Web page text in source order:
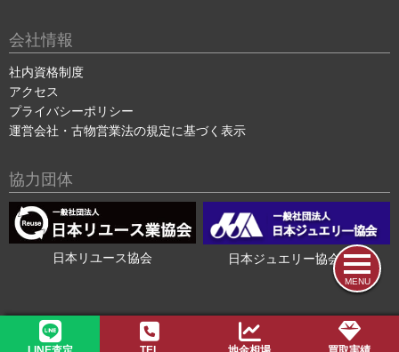
MENU
会社情報
社内資格制度
アクセス
プライバシーポリシー
運営会社・古物営業法の規定に基づく表示
協力団体
日本リユース協会 日本ジュエリー協会会員
2015-2026 © 色石・宝石買取の色石BANK